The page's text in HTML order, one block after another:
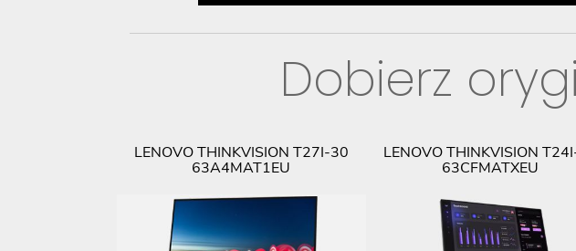
Dobierz
LENOVO THINKVISION T27I-30
63A4MAT1EU
LENOVO THINKVISION
63CFMATXEU